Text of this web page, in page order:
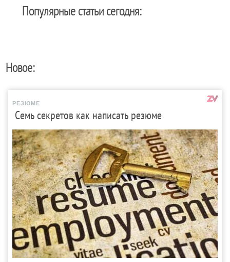
Популярные статьи сегодня:
Новое:
РЕЗЮМЕ
Семь секретов как написать резюме